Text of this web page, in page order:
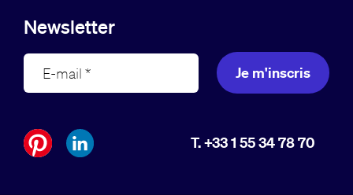
Newsletter
Je m'inscris
T. +33 1 55 34 78 70